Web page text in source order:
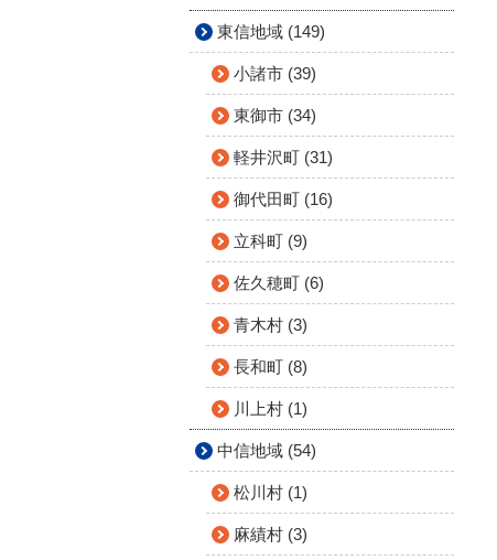
東信地域 (149)
小諸市 (39)
東御市 (34)
軽井沢町 (31)
御代田町 (16)
立科町 (9)
佐久穂町 (6)
青木村 (3)
長和町 (8)
川上村 (1)
中信地域 (54)
松川村 (1)
麻績村 (3)